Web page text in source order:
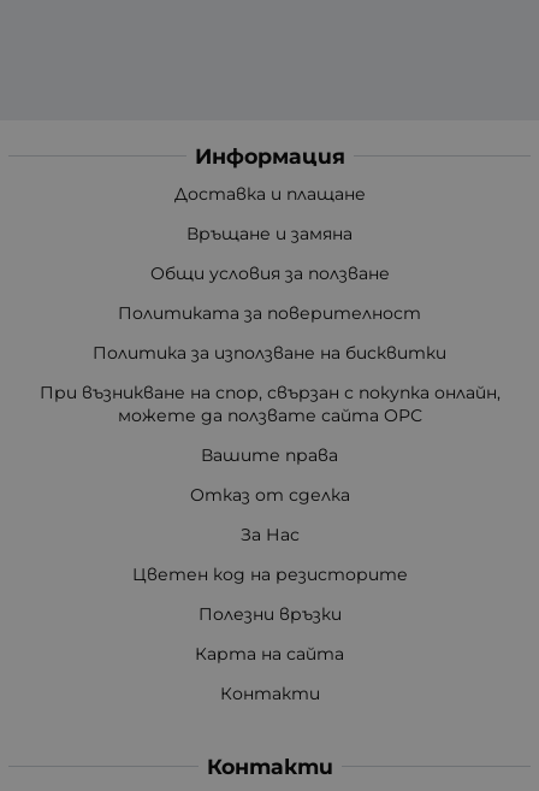
Информация
Доставка и плащане
Връщане и замяна
Общи условия за ползване
Политиката за поверителност
Политика за използване на бисквитки
При възникване на спор, свързан с покупка онлайн,
можете да ползвате сайта ОРС
Вашите права
Отказ от сделка
За Нас
Цветен код на резисторите
Полезни връзки
Карта на сайта
Контакти
Контакти